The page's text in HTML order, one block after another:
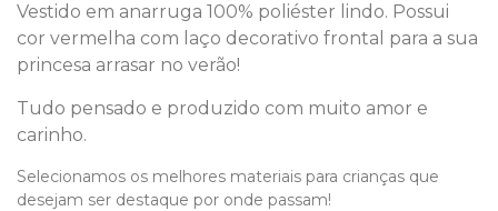
Vestido em anarruga 100% poliéster lindo. Possui
cor vermelha com laço decorativo frontal para a sua
princesa arrasar no verão!
Tudo pensado e produzido com muito amor e
carinho.
Selecionamos os melhores materiais para crianças que
desejam ser destaque por onde passam!